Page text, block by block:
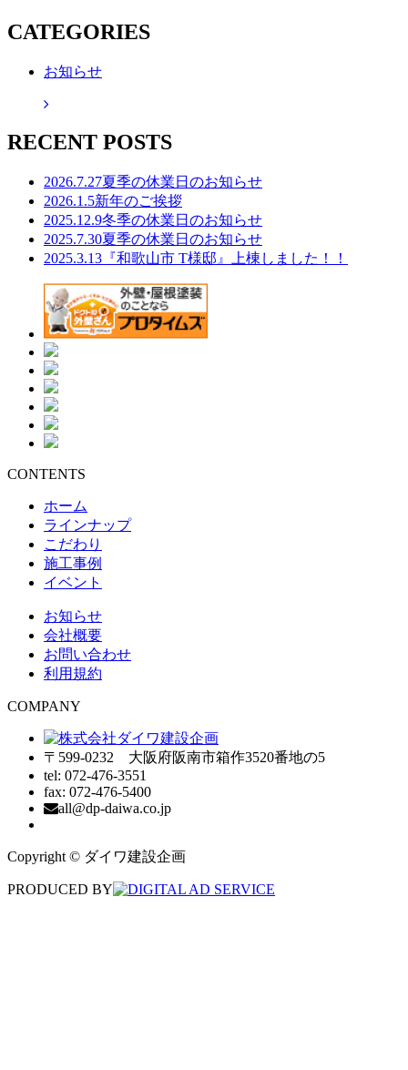
CATEGORIES
お知らせ
RECENT POSTS
2026.7.27夏季の休業日のお知らせ
2026.1.5新年のご挨拶
2025.12.9冬季の休業日のお知らせ
2025.7.30夏季の休業日のお知らせ
2025.3.13 『和歌山市 T様邸』上棟しました！！
CONTENTS
ホーム
ラインナップ
こだわり
施工事例
イベント
お知らせ
会社概要
お問い合わせ
利用規約
COMPANY
〒599-0232 大阪府阪南市箱作3520番地の5
tel: 072-476-3551
fax: 072-476-5400
all@dp-daiwa.co.jp
Copyright © ダイワ建設企画
PRODUCED BY